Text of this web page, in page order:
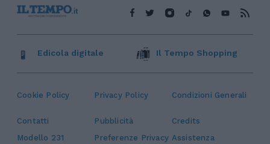
Cookie Policy Privacy Policy Condizioni Generali
Contatti Pubblicità
Credits
Modello 231
Preferenze Privacy Assistenza
Edicola digitale Il Tempo Shopping